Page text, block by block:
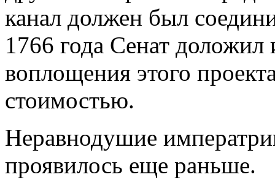
канал должен был
1766 года Сенат
воплощения этого
стоимостью.
Неравнодушие
проявилось еще раньше.